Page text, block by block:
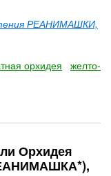
РЕАНИМАШКИ,
орхидея
желто-
Орхидея